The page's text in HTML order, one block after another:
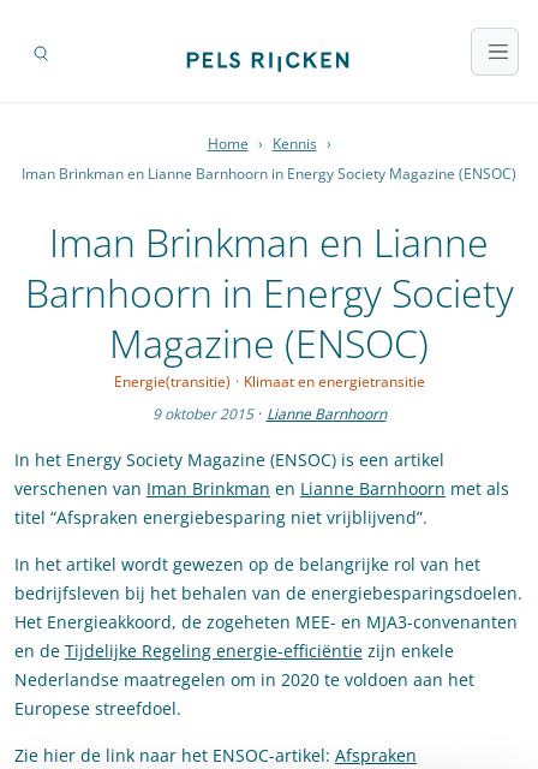
Home › Kennis ›
Iman Brinkman en Lianne Barnhoorn in Energy Society Magazine (ENSOC)
Iman Brinkman en Lianne
Barnhoorn in Energy Society
Magazine (ENSOC)
Energie(transitie) · Klimaat en energietransitie
9 oktober 2015 · Lianne Barnhoorn
In het Energy Society Magazine (ENSOC) is een artikel
verschenen van Iman Brinkman en Lianne Barnhoorn met als
titel “Afspraken energiebesparing niet vrijblijvend”.
In het artikel wordt gewezen op de belangrijke rol van het
bedrijfsleven bij het behalen van de energiebesparingsdoelen.
Het Energieakkoord, de zogeheten MEE- en MJA3-convenanten
en de Tijdelijke Regeling energie-efficiëntie zijn enkele
Nederlandse maatregelen om in 2020 te voldoen aan het
Europese streefdoel.
Zie hier de link naar het ENSOC-artikel: Afspraken